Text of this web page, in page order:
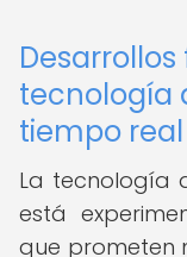
tecnología
tiempo real
La tecnología
está
que prometen